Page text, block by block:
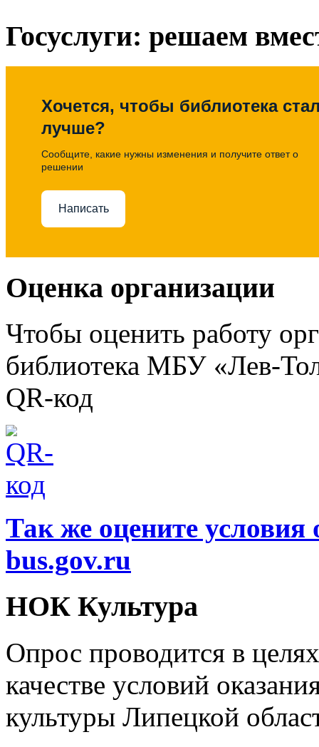
Госуслуги: решаем
Хочется, чтобы библиотека
лучше?
Сообщите, какие нужны изменения и получите ответ о
решении
Написать
Оценка организации
Чтобы оценить работу
библиотека МБУ «Лев-
QR-код
Так же оцените условия
bus.gov.ru
НОК Культура
Опрос проводится в
качестве условий
культуры Липецкой